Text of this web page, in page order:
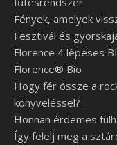
Fények, amelyek
Fesztivál és
Florence 4 lépéses
Florence® Bio
Hogy fér össze a
könyveléssel?
Honnan érdemes
Így felelj meg a